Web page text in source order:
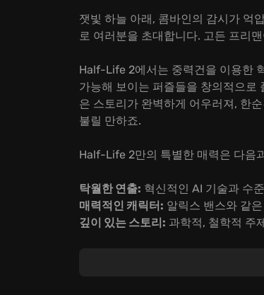
잿빛 하늘 아래, 콤바인의 감시가 억
로 여러분을 초대합니다. 고든 프리
Half-Life 2에서는 중력건을 이용한
가능해 보이는 퍼즐들을 창의적으로
은 스토리가 완벽하게 어우러져, 한
불릴 만하죠.
Half-Life 2만의 특별한 매력은 다음
탁월한 연출: 혁신적인 AI 기술과 수
매력적인 캐릭터: 알릭스 밴스와 같
깊이 있는 스토리: 과학적, 철학적 주